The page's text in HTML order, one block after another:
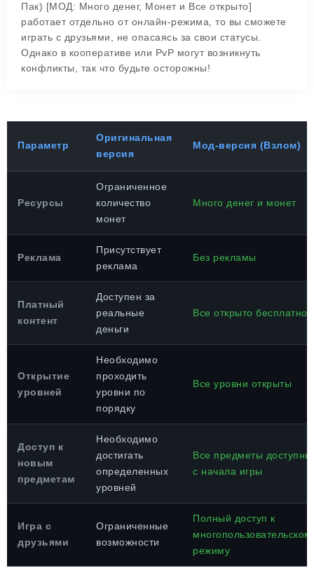
Пак) [МОД: Много денег, Монет и Все открыто]
работает отдельно от онлайн-режима, то вы сможете
играть с друзьями, не опасаясь за свои статусы.
Однако в кооперативе или PvP могут возникнуть
конфликты, так что будьте осторожны!
Параметр
Оригинальная
версия
Мод-версия (Взлом)
Ресурсы
Ограниченное
количество
монет
Много денег и монет
Реклама
Присутствует
реклама
Без рекламы
Платный
контент
Доступен за
реальные
деньги
Все открыто бесплатно
Открытие
уровней
Необходимо
проходить
уровни по
порядку
Все уровни открыты
Доступ к
новым
предметам
Необходимо
достигать
определенных
уровней
Все предметы доступны
с начала игры
Игра с
друзьями
Ограниченные
возможности
Полный доступ к
режиму